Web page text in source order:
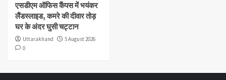
एसडीएम ऑफिस कैंपस में भयंकर
लैंडस्लाइड, कमरे की दीवार तोड़
घर के अंदर घुसी चट्टान
Uttarakhand
5 August 2026
0